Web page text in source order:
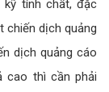
kỹ tính chất, đặc
chiến dịch quảng
dịch quảng cáo
cao thì cần phải